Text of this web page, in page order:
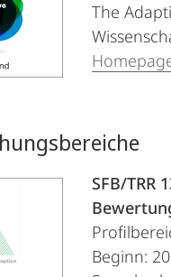
The
SFB/TRR
Beginn: